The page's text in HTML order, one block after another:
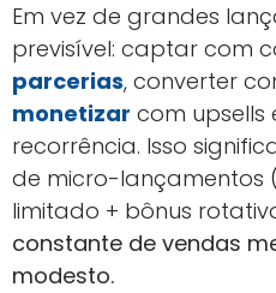
Em vez de grandes
previsível: captar com
parcerias, converter
monetizar com upsells
recorrência. Isso
de micro-lançamentos
limitado + bônus
constante de vendas
modesto.